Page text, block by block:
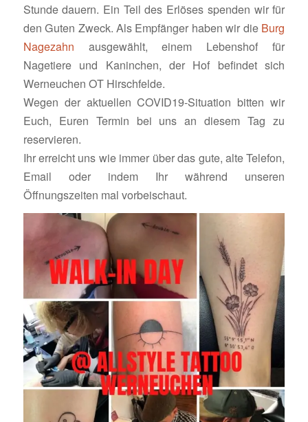
Stunde dauern. Ein Teil des Erlöses spenden wir für
den Guten Zweck. Als Empfänger haben wir die Burg
Nagezahn ausgewählt, einem Lebenshof für
Nagetiere und Kaninchen, der Hof befindet sich
Werneuchen OT Hirschfelde.
Wegen der aktuellen COVID19-Situation bitten wir
Euch, Euren Termin bei uns an diesem Tag zu
reservieren.
Ihr erreicht uns wie immer über das gute, alte Telefon,
Email oder indem Ihr während unseren
Öffnungszeiten mal vorbeischaut.